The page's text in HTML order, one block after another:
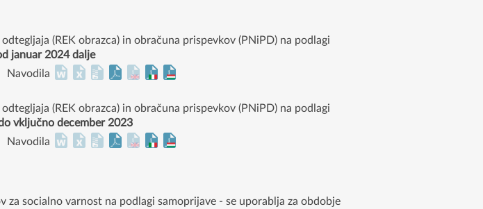
(REK obrazca) in obračuna prispevkov (PNiPD) na podlagi
januar 2024 dalje
Navodila
(REK obrazca) in obračuna prispevkov (PNiPD) na podlagi
vključno december 2023
Navodila
socialno varnost na podlagi samoprijave - se uporablja za obdobje